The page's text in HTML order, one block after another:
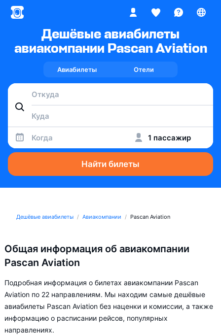
Дешёвые авиабилеты
авиакомпании Pascan Aviation
Авиабилеты Отели
Когда 1 пассажир
Найти билеты
Дешёвые авиабилеты Авиакомпании Pascan Aviation
Общая информация об авиакомпании
Pascan Aviation
Подробная информация о билетах авиакомпании Pascan
Aviation по 22 направлениям. Мы находим самые дешёвые
авиабилеты Pascan Aviation без наценки и комиссии, а также
информацию о расписании рейсов, популярных
направлениях.